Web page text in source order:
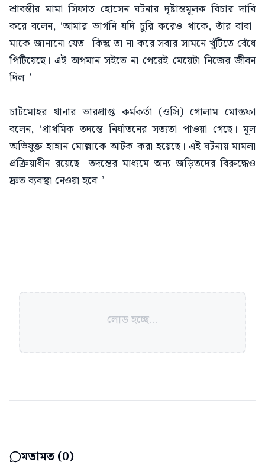
শ্রাবন্তীর মামা সিফাত হোসেন ঘটনার দৃষ্টান্তমূলক বিচার দাবি
করে বলেন, ‘আমার ভাগনি যদি চুরি করেও থাকে, তাঁর বাবা-
মাকে জানানো যেত। কিন্তু তা না করে সবার সামনে খুঁটিতে বেঁধে
পিটিয়েছে। এই অপমান সইতে না পেরেই মেয়েটা নিজের জীবন
দিল।’
চাটমোহর থানার ভারপ্রাপ্ত কর্মকর্তা (ওসি) গোলাম মোস্তফা
বলেন, ‘প্রাথমিক তদন্তে নির্যাতনের সত্যতা পাওয়া গেছে। মূল
অভিযুক্ত হান্নান মোল্লাকে আটক করা হয়েছে। এই ঘটনায় মামলা
প্রক্রিয়াধীন রয়েছে। তদন্তের মাধ্যমে অন্য জড়িতদের বিরুদ্ধেও
দ্রুত ব্যবস্থা নেওয়া হবে।’
লোড হচ্ছে...
মতামত (0)